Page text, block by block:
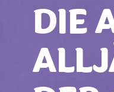
DIE